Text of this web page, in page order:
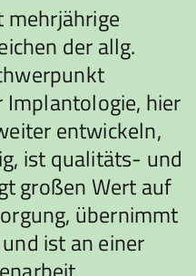
mehrjährige
der allg.
hier
entwickeln,
ist qualitäts- und
großen Wert auf
übernimmt
ist an einer